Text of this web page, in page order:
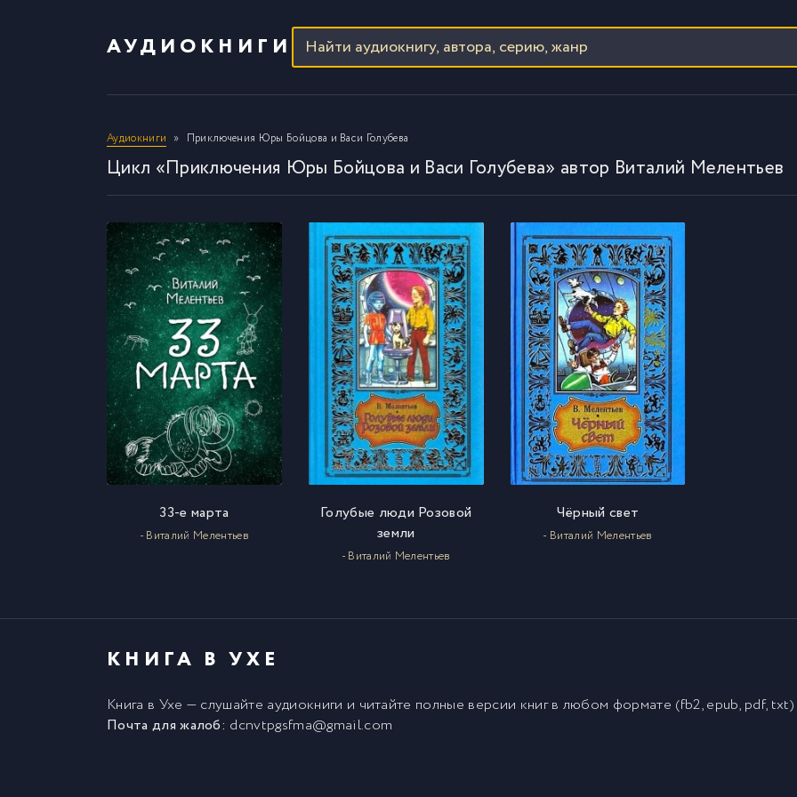
АУДИОКНИГИ
Аудиокниги Приключения Юры Бойцова и Васи Голубева
Цикл «Приключения Юры Бойцова и Васи Голубева» автор Виталий Мелентьев
33-е марта
- Виталий Мелентьев
Голубые люди Розовой
земли
- Виталий Мелентьев
Чёрный свет
- Виталий Мелентьев
КНИГА В УХЕ
Книга в Ухе — слушайте аудиокниги и читайте полные версии книгв любом формате (fb2, epub, pdf,
Почта для жалоб: dcnvtpgsfma@gmail.com